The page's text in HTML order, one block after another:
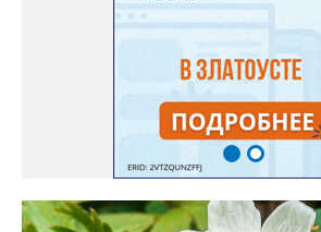
самосевом в ней отлично прорастают.
сухие цветы и стряхивать семена вокруг
весной прорастет сама. Ещё один секрет –
Прованса не любит «вкусную» почву.
яму гравий и песок – требуется хороший
Екатерина рекомендует цветы убирать,
пошли на наращивание корневой системы.
пусть лаванда цветёт во всю силу! Фото:
специально для «Златоуст.инфо».
ВКОНТАКТЕ https://vk.com/newszlatoust74